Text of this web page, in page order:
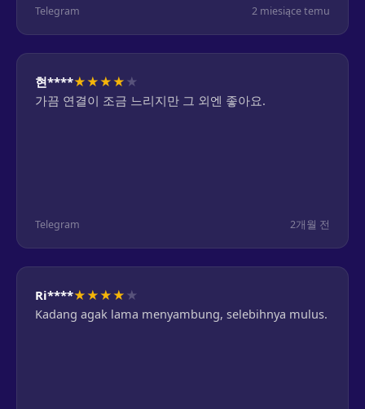
Telegram 2 miesiące temu
현****★★★★ ★
가끔 연결이 조금 느리지만 그 외엔 좋아요.
Telegram 2개월 전
Ri****★★★★ ★
Kadang agak lama menyambung, selebihnya mulus.